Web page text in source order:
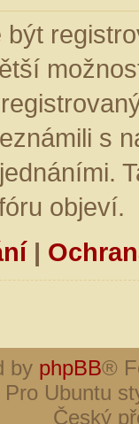
s
objeví.
|
by phpBB®
Pro Ubuntu
Český